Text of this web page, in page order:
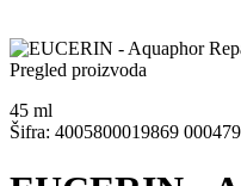
Pregled proizvoda
45 ml
Šifra: 4005800019869